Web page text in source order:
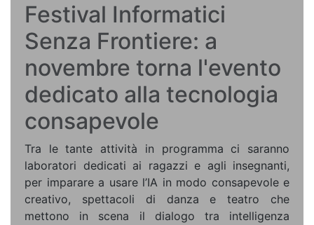
Festival Informatici
Senza Frontiere: a
novembre torna l'evento
dedicato alla tecnologia
consapevole
Tra le tante attività in programma ci saranno
laboratori dedicati ai ragazzi e agli insegnanti,
per imparare a usare l’IA in modo consapevole e
creativo, spettacoli di danza e teatro che
mettono in scena il dialogo tra intelligenza